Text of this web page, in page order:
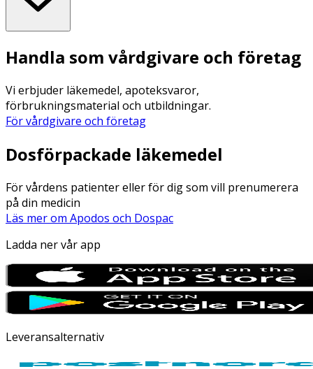
Handla som vårdgivare och företag
Vi erbjuder läkemedel, apoteksvaror,
förbrukningsmaterial och utbildningar.
För vårdgivare och företag
Dosförpackade läkemedel
För vårdens patienter eller för dig som vill prenumerera
på din medicin
Läs mer om Apodos och Dospac
Ladda ner vår app
Leveransalternativ